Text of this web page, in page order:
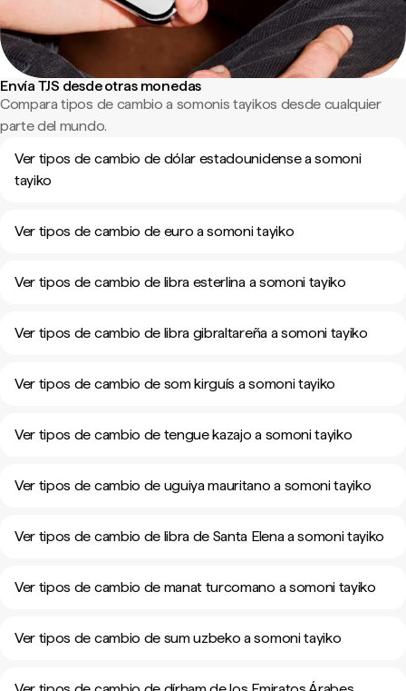
Envía TJS desde otras monedas
Compara tipos de cambio a somonis tayikos desde cualquier
parte del mundo.
Ver tipos de cambio de dólar estadounidense a somoni
tayiko
Ver tipos de cambio de euro a somoni tayiko
Ver tipos de cambio de libra esterlina a somoni tayiko
Ver tipos de cambio de libra gibraltareña a somoni tayiko
Ver tipos de cambio de som kirguís a somoni tayiko
Ver tipos de cambio de tengue kazajo a somoni tayiko
Ver tipos de cambio de uguiya mauritano a somoni tayiko
Ver tipos de cambio de libra de Santa Elena a somoni tayiko
Ver tipos de cambio de manat turcomano a somoni tayiko
Ver tipos de cambio de sum uzbeko a somoni tayiko